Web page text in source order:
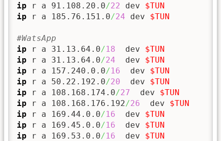
ip r a 91.108.20.0/22 dev $TUN
ip r a 185.76.151.0/24 dev $TUN
ip r a 31.13.64.0/18
  dev
$TUN
ip r a 31.13.64.0/24
  dev
$TUN
ip r a 157.240.0.0/16
  dev
$TUN
ip r a 50.22.192.0/20
  dev
$TUN
ip r a 108.168.174.0/27
  dev
$TUN
ip r a 108.168.176.192/26
  dev
$TUN
ip r a 169.44.0.0/16
  dev
$TUN
ip r a 169.45.0.0/16
  dev
$TUN
ip r a 169.53.0.0/16
  dev
$TUN